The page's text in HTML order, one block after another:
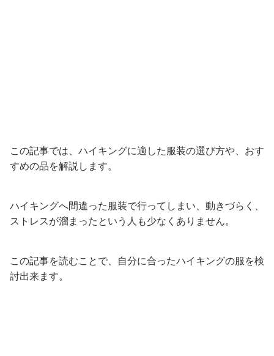
この記事では、ハイキングに適した服装の選び方や、おす
すめの品を解説します。
ハイキングへ間違った服装で行ってしまい、動きづらく、
ストレスが溜まったという人も少なくありません。
この記事を読むことで、自分に合ったハイキングの服を検
討出来ます。